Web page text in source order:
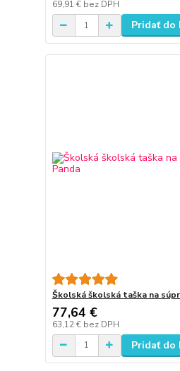
69,91 € bez DPH
Pridať do
Školská školská taška na
77,64 €
63,12 € bez DPH
Pridať do